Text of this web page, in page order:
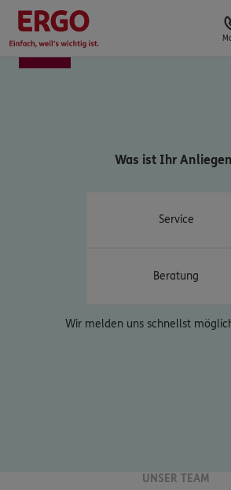
Was ist Ihr
Service
Beratung
Wir melden uns schnellst
UNSER TEAM